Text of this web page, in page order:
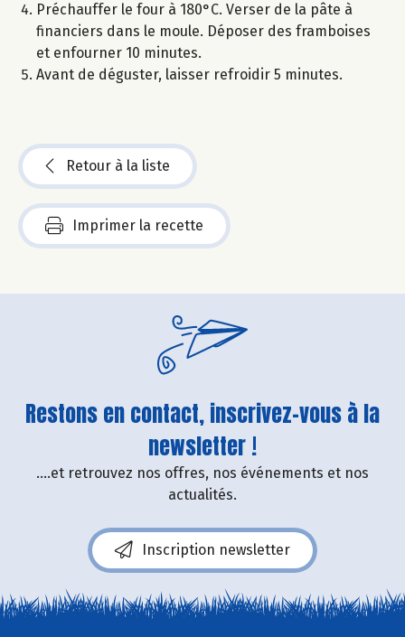
Préchauffer le four à 180°C. Verser de la pâte à
financiers dans le moule. Déposer des framboises
et enfourner 10 minutes.
Avant de déguster, laisser refroidir 5 minutes.
Retour à la liste
Imprimer la recette
Restons en contact, inscrivez-vous à la
newsletter !
....et retrouvez nos offres, nos événements et nos
actualités.
Inscription newsletter